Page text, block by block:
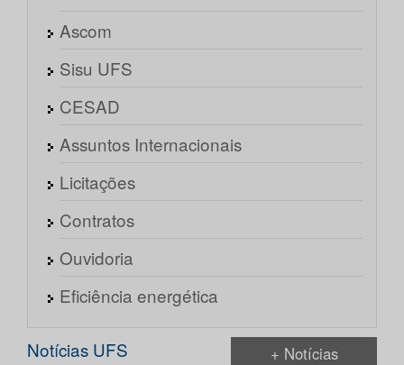
Ascom
Sisu UFS
CESAD
Assuntos Internacionais
Licitações
Contratos
Ouvidoria
Eficiência energética
Notícias UFS + Notícias